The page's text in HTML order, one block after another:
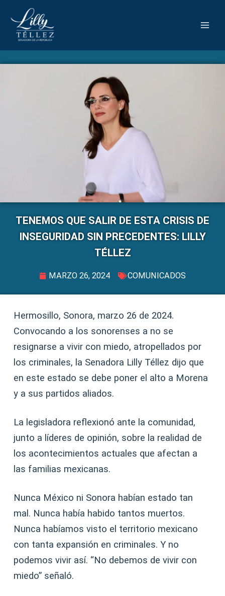
TENEMOS QUE SALIR DE ESTA CRISIS DE
INSEGURIDAD SIN PRECEDENTES: LILLY
TÉLLEZ
MARZO 26, 2024 COMUNICADOS
Hermosillo, Sonora, marzo 26 de 2024.
Convocando a los sonorenses a no se
resignarse a vivir con miedo, atropellados por
los criminales, la Senadora Lilly Téllez dijo que
en este estado se debe poner el alto a Morena
y a sus partidos aliados.
La legisladora reflexionó ante la comunidad,
junto a líderes de opinión, sobre la realidad de
los acontecimientos actuales que afectan a
las familias mexicanas.
Nunca México ni Sonora habían estado tan
mal. Nunca había habido tantos muertos.
Nunca habíamos visto el territorio mexicano
con tanta expansión en criminales. Y no
podemos vivir así. “No debemos de vivir con
miedo” señaló.